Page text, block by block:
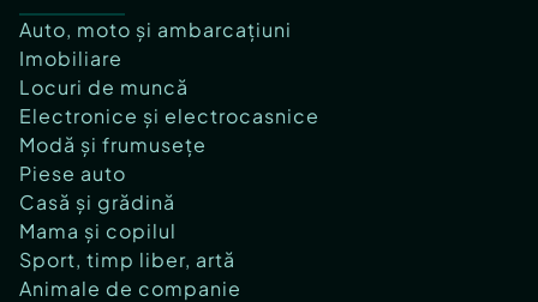
Auto, moto și ambarcațiuni
Imobiliare
Locuri de muncă
Electronice și electrocasnice
Modă și frumusețe
Piese auto
Casă și grădină
Mama și copilul
Sport, timp liber, artă
Animale de companie